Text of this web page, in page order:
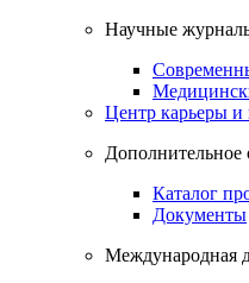
Научные
Центр карьеры и
Дополнительное
Каталог
Документы
Международная